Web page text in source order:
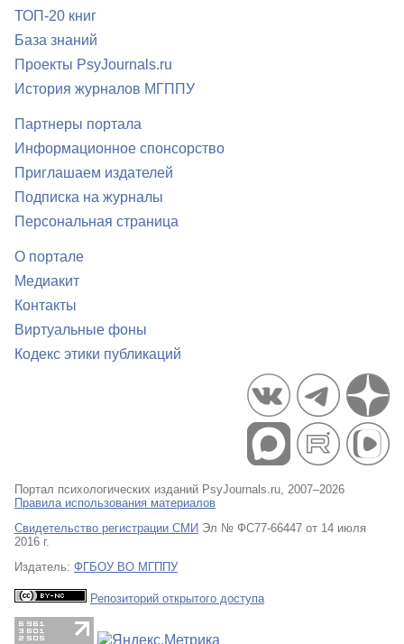
ТОП-20 книг
База знаний
Проекты PsyJournals.ru
История журналов МГППУ
Партнеры портала
Информационное спонсорство
Приглашаем издателей
Подписка на журналы
Персональная страница
О портале
Медиакит
Контакты
Виртуальные фоны
Кодекс этики публикаций
Портал психологических изданий PsyJournals.ru, 2007–2026
Правила использования материалов
Свидетельство регистрации СМИ Эл № ФС77-66447 от 14 июля
2016 г.
Издатель: ФГБОУ ВО МГППУ
Репозиторий открытого доступа